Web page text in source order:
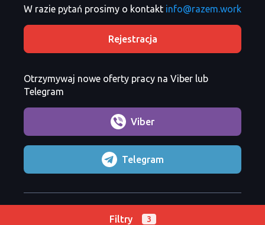
Filtry 3
W razie pytań prosimy o kontakt info@razem.work
Rejestracja
Otrzymywaj nowe oferty pracy na Viber lub
Telegram
Viber
Telegram